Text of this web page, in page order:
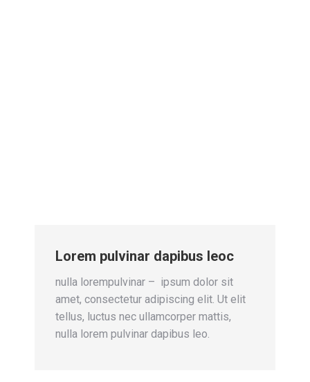
Lorem pulvinar dapibus leoc
nulla lorempulvinar – ipsum dolor sit
amet, consectetur adipiscing elit. Ut elit
tellus, luctus nec ullamcorper mattis,
nulla lorem pulvinar dapibus leo.